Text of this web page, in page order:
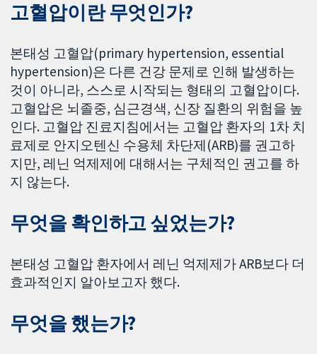
고혈압이란 무엇인가?
본태성 고혈압(primary hypertension, essential
hypertension)은 다른 건강 문제로 인해 발생하는
것이 아니라, 스스로 시작되는 형태의 고혈압이다.
고혈압은 뇌졸중, 심근경색, 신장 질환의 위험을 높
인다. 고혈압 진료지침에서는 고혈압 환자의 1차 치
료제로 안지오텐신 수용체 차단제(ARB)를 권고하
지만, 레닌 억제제에 대해서는 구체적인 권고를 하
지 않는다.
무엇을 확인하고 싶었는가?
본태성 고혈압 환자에서 레닌 억제제가 ARB보다 더
효과적인지 알아보고자 했다.
무엇을 했는가?